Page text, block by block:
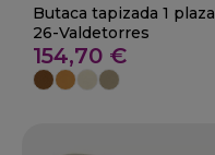
Butaca tapizada 1 plaza
26-Valdetorres
154,70 €